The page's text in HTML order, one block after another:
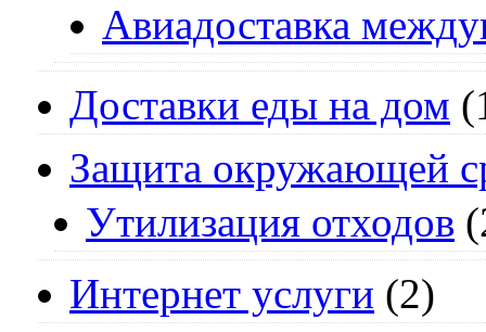
Авиадоставка
Доставки еды на дом
Защита окружающей
Утилизация отходов
Интернет услуги (2)